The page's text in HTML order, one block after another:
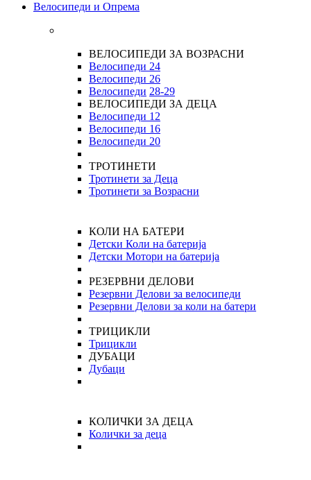
Велосипеди и Опрема
ВЕЛОСИПЕДИ ЗА ВОЗРАСНИ
Велосипеди 24
Велосипеди 26
Велосипеди 28-29
ВЕЛОСИПЕДИ ЗА ДЕЦА
Велосипеди 12
Велосипеди 16
Велосипеди 20
ТРОТИНЕТИ
Тротинети за Деца
Тротинети за Возрасни
КОЛИ НА БАТЕРИ
Детски Коли на батерија
Детски Мотори на батерија
РЕЗЕРВНИ ДЕЛОВИ
Резервни Делови за велосипеди
Резервни Делови за коли на батери
ТРИЦИКЛИ
Трицикли
ДУБАЦИ
Дубаци
КОЛИЧКИ ЗА ДЕЦА
Колички за деца